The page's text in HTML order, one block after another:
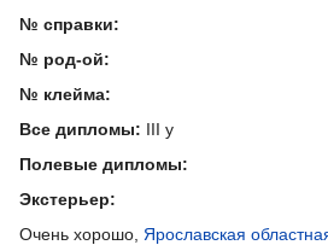
№ справки:
№ род-ой:
№ клейма:
Все дипломы: III у
Полевые дипломы:
Экстерьер:
Очень хорошо, Ярославская